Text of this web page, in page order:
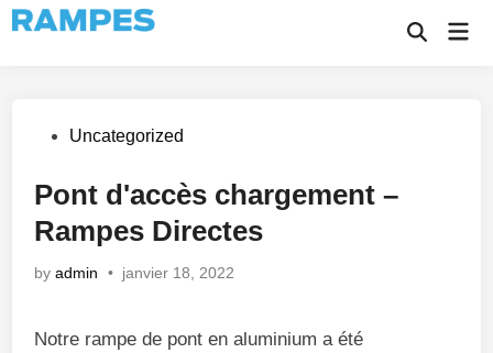
Skip
to
Open
PostedUncategorized
Pont d'accès chargement –
Rampes Directes
byadmin • janvier 18, 2022
Notre rampe de pont en aluminium a été